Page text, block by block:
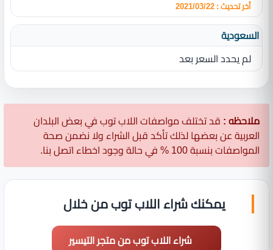
أخر تحديث : 2021/03/22
السعودية
لم يحدد السعر بعد
ملاحظه : قد تختلف مواصفات اللاب توب في بعض البلدان
العربية عن بعضها لذلك تأكد قبل الشراء ولا نضمن صحة
المواصفات بنسبة 100 % في حالة وجود اخطاء اتصل بنا.
يمكنك شراء اللاب توب من خلال
شراء اللاب توب من متجر التيسير